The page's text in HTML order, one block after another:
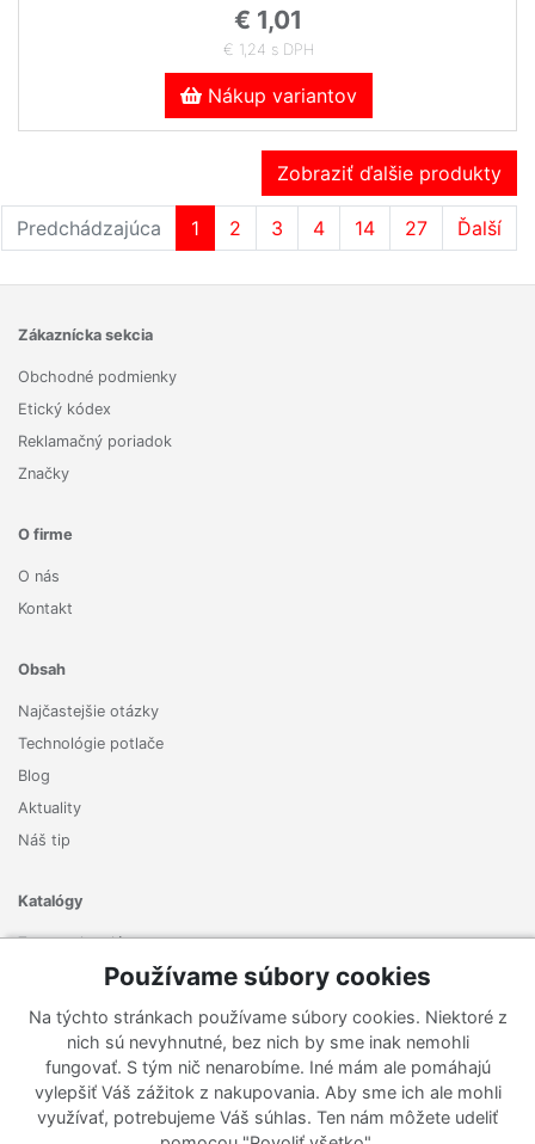
€ 1,01
€ 1,24 s DPH
Nákup variantov
Zobraziť ďalšie produkty
Predchádzajúca 1 2 3 4 14 27 Ďalší
Zákaznícka sekcia
Obchodné podmienky
Etický kódex
Reklamačný poriadok
Značky
O firme
O nás
Kontakt
Obsah
Najčastejšie otázky
Technológie potlače
Blog
Aktuality
Náš tip
Katalógy
Zoznam katalógov
Zaregistrujte sa k odberu nášho newslettera a nenechajte si
ujsť žiadne ponuky ani nové produkty.
Používame súbory cookies
Na týchto stránkach používame súbory cookies. Niektoré z
nich sú nevyhnutné, bez nich by sme inak nemohli
fungovať. S tým nič nenarobíme. Iné mám ale pomáhajú
vylepšiť Váš zážitok z nakupovania. Aby sme ich ale mohli
využívať, potrebujeme Váš súhlas. Ten nám môžete udeliť